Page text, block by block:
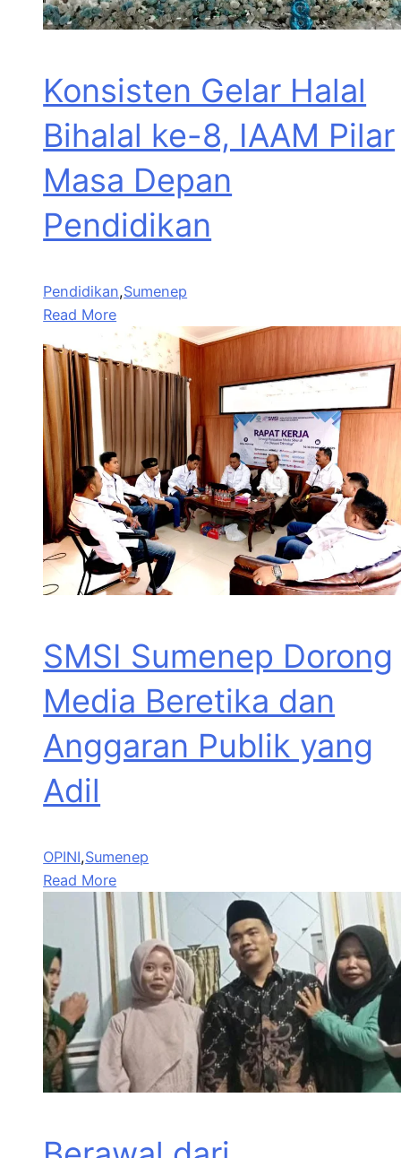
Konsisten Gelar Halal
Bihalal ke-8, IAAM Pilar
Masa Depan
Pendidikan
Pendidikan,Sumenep
Read More
SMSI Sumenep Dorong
Media Beretika dan
Anggaran Publik yang
Adil
OPINI,Sumenep
Read More